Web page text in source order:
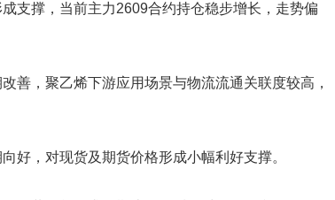
支撑，当前主力2609合约持仓稳步增长，走势偏
善，聚乙烯下游应用场景与物流流通关联度较高，
好，对现货及期货价格形成小幅利好支撑。